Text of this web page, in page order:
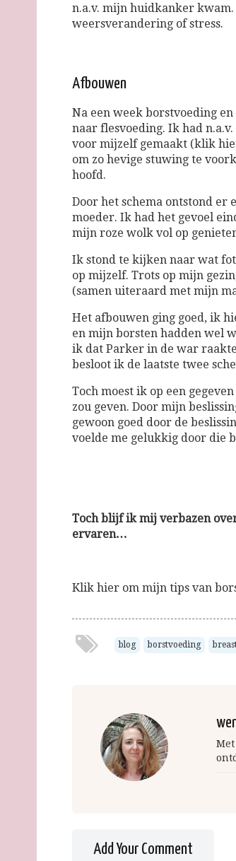
n.a.v. mijn huidkanker
weersverandering of stress.
Afbouwen
Na een week borstvoeding
naar flesvoeding. Ik had
voor mijzelf gemaakt (klik
om zo hevige stuwing te
hoofd.
Door het schema ontstond er
moeder. Ik had het gevoel
mijn roze wolk vol op
Ik stond te kijken naar wat
op mijzelf. Trots op mijn
(samen uiteraard met mijn
Het afbouwen ging goed, ik
en mijn borsten hadden wel
ik dat Parker in de war
besloot ik de laatste twee
Toch moest ik op een
zou geven. Door mijn
gewoon goed door de
voelde me gelukkig door die
Toch blijf ik mij verbazen
ervaren…
Klik hier om mijn tips van
blog borstvoeding
Add Your Comment